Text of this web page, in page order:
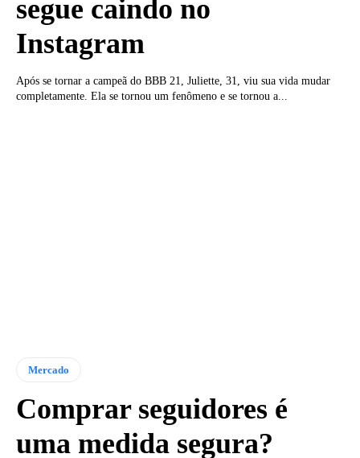
segue caindo no
Instagram
Após se tornar a campeã do BBB 21, Juliette, 31, viu sua vida mudar
completamente. Ela se tornou um fenômeno e se tornou a...
Mercado
Comprar seguidores é
uma medida segura?